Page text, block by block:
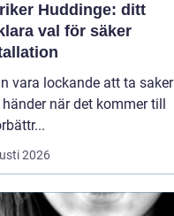
Huddinge: ditt
val för säker
vara lockande att ta saker
när det kommer till
2026